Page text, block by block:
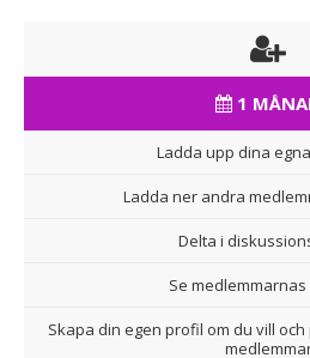
1
Ladda upp dina
Ladda ner andra
Delta i
Se
Skapa din egen profil om du vill